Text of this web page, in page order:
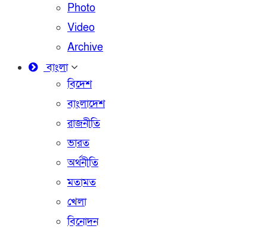
Photo
Video
Archive
বাংলা
বিদেশ
বাংলাদেশ
রাজনীতি
ভারত
অর্থনীতি
মতামত
খেলা
বিনোদন